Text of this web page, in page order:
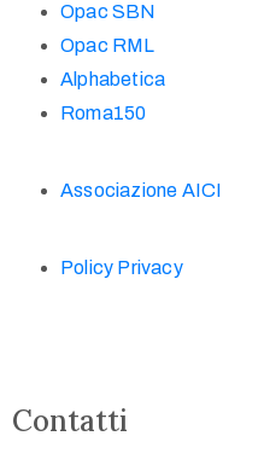
Opac SBN
Opac RML
Alphabetica
Roma150
Associazione AICI
Policy Privacy
Contatti